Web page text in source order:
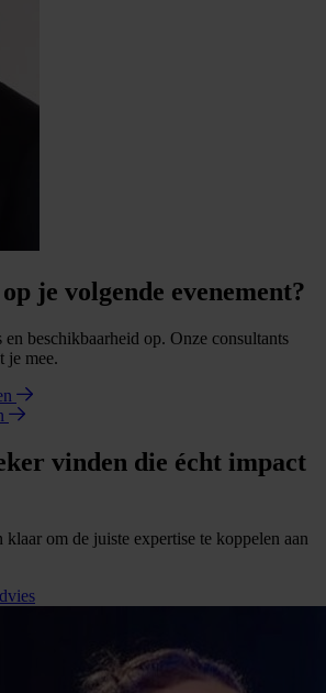
je volgende evenement?
beschikbaarheid op. Onze consultants
je mee.
vinden die écht impact
klaar om de juiste expertise te koppelen aan